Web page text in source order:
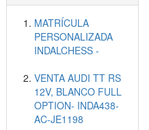
MATRÍCULA
PERSONALIZADA
INDALCHESS -
VENTA AUDI TT RS
12V, BLANCO FULL
OPTION- INDA438-
AC-JE1198